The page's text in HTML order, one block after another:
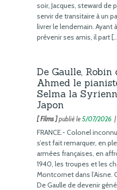
soir, Jacques, steward de
servir de transitaire à un
livrer le lendemain. Ayant
prévenir ses amis, il part
De Gaulle, Robin
Ahmed le
Selma la
Japon
[ Films ]publié le5/07/2026 |
FRANCE.- Colonel
s’est fait remarquer, en
armées françaises, en
1940, les troupes et les
Montcornet dans l’Aisne.
De Gaulle de devenir